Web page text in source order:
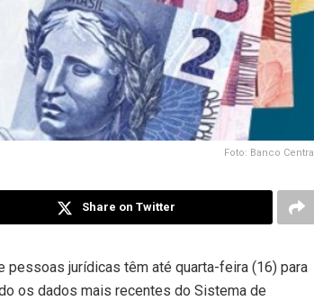
Foto: Banco Central
Share on Twitter
jurídicas têm até quarta-feira (16) para
os dados mais recentes do Sistema de